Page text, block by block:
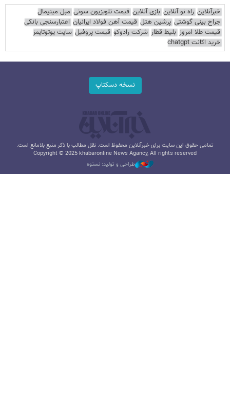
خبرآنلاین راه نو آنلاین بازی آنلاین قیمت تلویزیون سونی مبل مینیمال
جراح بینی گوشتی پرشین هتل قیمت آهن فولاد ایرانیان اعتبارسنجی بانکی
قیمت طلا امروز بلیط قطار شرکت رادوکو قیمت پروفیل سایت یوتوتایمز
خرید اکانت chatgpt
نسخه دسکتاپ
تمامی حقوق این سایت برای خبرآنلاین محفوظ است. نقل مطالب با ذکر منبع بلامانع است.
Copyright © 2025 khabaronline News Agancy, All rights reserved
طراحی و تولید: نستوه